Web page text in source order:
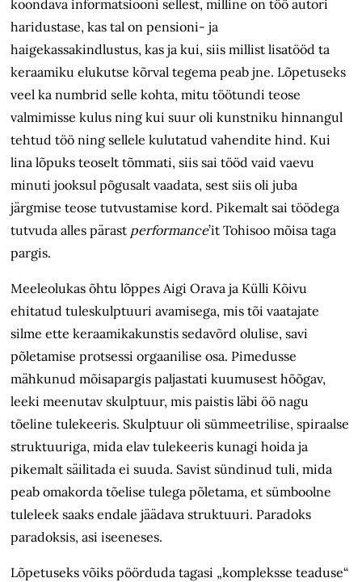
koondava informatsiooni sellest, milline on töö autori
haridustase, kas tal on pensioni- ja
haigekassakindlustus, kas ja kui, siis millist lisatööd ta
keraamiku elukutse kõrval tegema peab jne. Lõpetuseks
veel ka numbrid selle kohta, mitu töötundi teose
valmimisse kulus ning kui suur oli kunstniku hinnangul
tehtud töö ning sellele kulutatud vahendite hind. Kui
lina lõpuks teoselt tõmmati, siis sai tööd vaid vaevu
minuti jooksul põgusalt vaadata, sest siis oli juba
järgmise teose tutvustamise kord. Pikemalt sai töödega
tutvuda alles pärast performance’it Tohisoo mõisa taga
pargis.
Meeleolukas õhtu lõppes Aigi Orava ja Külli Kõivu
ehitatud tuleskulptuuri avamisega, mis tõi vaatajate
silme ette keraamikakunstis sedavõrd olulise, savi
põletamise protsessi orgaanilise osa. Pimedusse
mähkunud mõisapargis paljastati kuumusest hõõgav,
leeki meenutav skulptuur, mis paistis läbi öö nagu
tõeline tulekeeris. Skulptuur oli sümmeetrilise, spiraalse
struktuuriga, mida elav tulekeeris kunagi hoida ja
pikemalt säilitada ei suuda. Savist sündinud tuli, mida
peab omakorda tõelise tulega põletama, et sümboolne
tuleleek saaks endale jäädava struktuuri. Paradoks
paradoksis, asi iseeneses.
Lõpetuseks võiks pöörduda tagasi „kompleksse teaduse“